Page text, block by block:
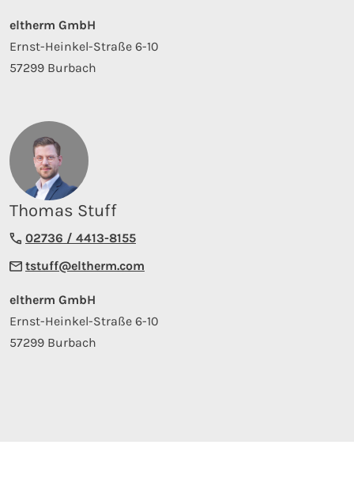
eltherm GmbH
Ernst-Heinkel-Straße 6-10
57299 Burbach
Thomas Stuff
02736 / 4413-8155
tstuff@eltherm.com
eltherm GmbH
Ernst-Heinkel-Straße 6-10
57299 Burbach